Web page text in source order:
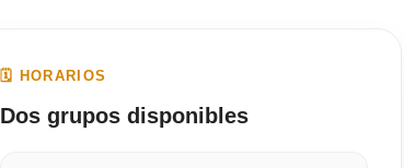
🗓 HORARIOS
Dos grupos disponibles